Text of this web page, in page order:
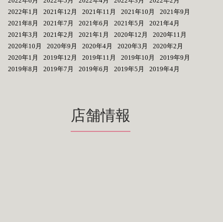
2022年1月
2021年12月 2021年11月 2021年10月
2021年9月
2021年8月
2021年7月 2021年6月 2021年5月
2021年4月
2021年3月
2021年2月 2021年1月 2020年12月
2020年11月
2020年10月
2020年9月 2020年4月 2020年3月
2020年2月
2020年1月
2019年12月 2019年11月 2019年10月
2019年9月
2019年8月
2019年7月 2019年6月 2019年5月 2019年4月
店舗情報